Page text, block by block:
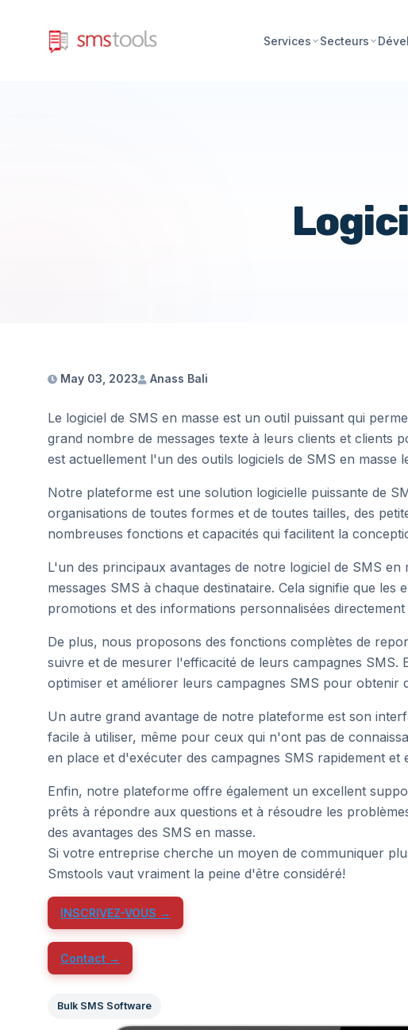
Services Secteurs
May 03, 2023 Anass Bali
Le logiciel de SMS en masse est un outil puissant qui
grand nombre de messages texte à leurs clients et clients
est actuellement l'un des outils logiciels de SMS en masse
Notre plateforme est une solution logicielle puissante de
organisations de toutes formes et de toutes tailles, des
nombreuses fonctions et capacités qui facilitent la
L'un des principaux avantages de notre logiciel de SMS
messages SMS à chaque destinataire. Cela signifie que
promotions et des informations personnalisées
De plus, nous proposons des fonctions complètes de
suivre et de mesurer l'efficacité de leurs campagnes
optimiser et améliorer leurs campagnes SMS pour obtenir
Un autre grand avantage de notre plateforme est son
facile à utiliser, même pour ceux qui n'ont pas de
en place et d'exécuter des campagnes SMS rapidement et
Enfin, notre plateforme offre également un excellent
prêts à répondre aux questions et à résoudre les
des avantages des SMS en masse.
Si votre entreprise cherche un moyen de communiquer
Smstools vaut vraiment la peine d'être considéré!
INSCRIVEZ-VOUS →
Contact →
Bulk SMS Software